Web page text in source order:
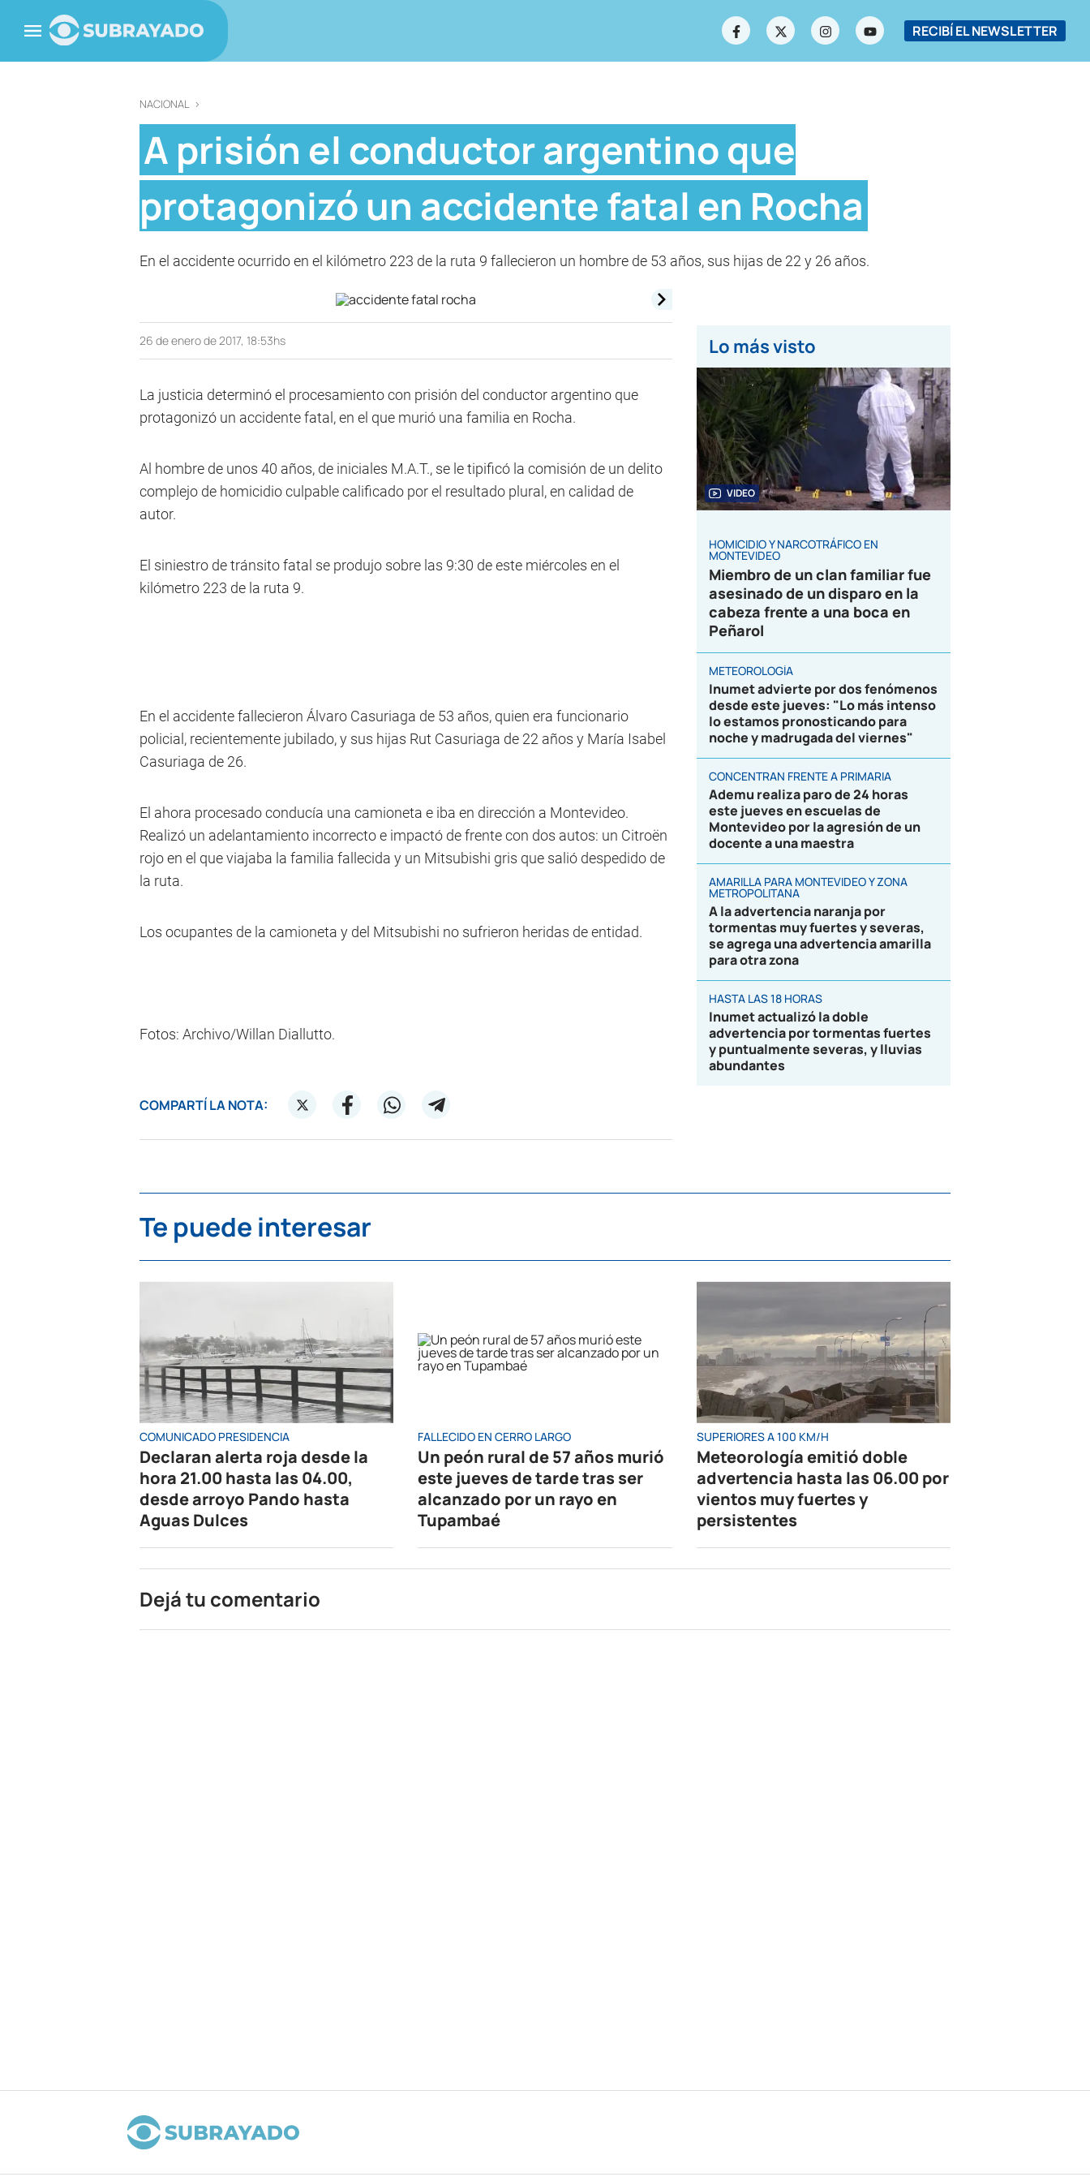
RECIBÍ EL NEWSLETTER
NACIONAL >
A prisión el conductor argentino que
protagonizó un accidente fatal en Rocha
En el accidente ocurrido en el kilómetro 223 de la ruta 9 fallecieron un hombre de 53 años, sus hijas de 22 y 26 años.
26 de enero de 2017, 18:53hs
La justicia determinó el procesamiento con prisión del conductor argentino que
protagonizó un accidente fatal, en el que murió una familia en Rocha.
Al hombre de unos 40 años, de iniciales M.A.T., se le tipificó la comisión de un delito
complejo de homicidio culpable calificado por el resultado plural, en calidad de
autor.
El siniestro de tránsito fatal se produjo sobre las 9:30 de este miércoles en el
kilómetro 223 de la ruta 9.
En el accidente fallecieron Álvaro Casuriaga de 53 años, quien era funcionario
policial, recientemente jubilado, y sus hijas Rut Casuriaga de 22 años y María Isabel
Casuriaga de 26.
El ahora procesado conducía una camioneta e iba en dirección a Montevideo.
Realizó un adelantamiento incorrecto e impactó de frente con dos autos: un Citroën
rojo en el que viajaba la familia fallecida y un Mitsubishi gris que salió despedido de
la ruta.
Los ocupantes de la camioneta y del Mitsubishi no sufrieron heridas de entidad.
Fotos: Archivo/Willan Diallutto.
COMPARTÍ LA NOTA:
Lo más visto
VIDEO
HOMICIDIO Y NARCOTRÁFICO EN
MONTEVIDEO
Miembro de un clan familiar fue
asesinado de un disparo en la
cabeza frente a una boca en
Peñarol
METEOROLOGÍA
Inumet advierte por dos fenómenos
desde este jueves: "Lo más intenso
lo estamos pronosticando para
noche y madrugada del viernes"
CONCENTRAN FRENTE A PRIMARIA
Ademu realiza paro de 24 horas
este jueves en escuelas de
Montevideo por la agresión de un
docente a una maestra
AMARILLA PARA MONTEVIDEO Y ZONA
METROPOLITANA
A la advertencia naranja por
tormentas muy fuertes y severas,
se agrega una advertencia amarilla
para otra zona
HASTA LAS 18 HORAS
Inumet actualizó la doble
advertencia por tormentas fuertes
y puntualmente severas, y lluvias
abundantes
Te puede interesar
COMUNICADO PRESIDENCIA
Declaran alerta roja desde la
hora 21.00 hasta las 04.00,
desde arroyo Pando hasta
Aguas Dulces
FALLECIDO EN CERRO LARGO
Un peón rural de 57 años murió
este jueves de tarde tras ser
alcanzado por un rayo en
Tupambaé
SUPERIORES A 100 KM/H
Meteorología emitió doble
advertencia hasta las 06.00 por
vientos muy fuertes y
persistentes
Dejá tu comentario